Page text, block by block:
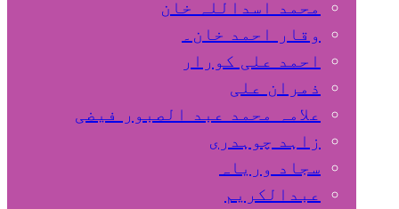
محمد اسداللہ خان
وقار احمد خان۔
احمد علی کورار
ذمران علی
علامہ محمد عبد الصبور فیضی
زاہد چوہدری
سجاد وریاہ
عبدالکریم